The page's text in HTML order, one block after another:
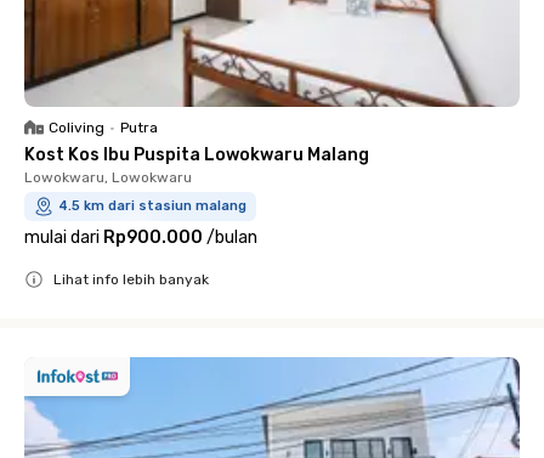
Coliving • Putra
Kost Kos Ibu Puspita Lowokwaru Malang
Lowokwaru, Lowokwaru
4.5 km dari stasiun malang
mulai dari Rp900.000 /bulan
Lihat info lebih banyak